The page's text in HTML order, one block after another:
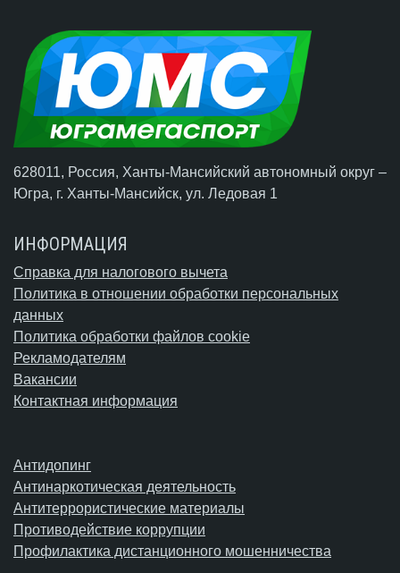
628011, Россия, Ханты-Мансийский автономный округ –
Югра, г. Ханты-Мансийск, ул. Ледовая 1
ИНФОРМАЦИЯ
Справка для налогового вычета
Политика в отношении обработки персональных
данных
Политика обработки файлов cookie
Рекламодателям
Вакансии
Контактная информация
Антидопинг
Антинаркотическая деятельность
Антитеррористические материалы
Противодействие коррупции
Профилактика дистанционного мошенничества